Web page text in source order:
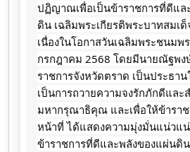
ปฏิญาณ​เพื่อ​เป็น​ข้าราชการ​ที่​ดี​แล
ดิน ​เฉลิมพระเกียรติ​พระ​บาท​สมเด็
เนื่อง​ใน​โอกาสวันเฉลิมพระ​ชนมพ
กรกฎาคม​ 2568​ โดยมีนายณัฐพง
ราชการจังหวัดตราด ​เป็นประธาน
เป็นการถวายความจงรักภักดีและ
มหากรุณาธิคุณ และเพื่อให้ข้าราช
หน้าที่ ได้แสดงความมุ่งมั่นแน่วแ
ข้าราชการที่ดีและพลังของแผ่นดิ